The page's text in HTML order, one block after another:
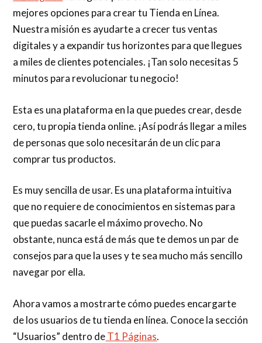
mejores opciones para crear tu Tienda en Línea.
Nuestra misión es ayudarte a crecer tus ventas
digitales y a expandir tus horizontes para que llegues
a miles de clientes potenciales. ¡Tan solo necesitas 5
minutos para revolucionar tu negocio!
Esta es una plataforma en la que puedes crear, desde
cero, tu propia tienda online. ¡Así podrás llegar a miles
de personas que solo necesitarán de un clic para
comprar tus productos.
Es muy sencilla de usar. Es una plataforma intuitiva
que no requiere de conocimientos en sistemas para
que puedas sacarle el máximo provecho. No
obstante, nunca está de más que te demos un par de
consejos para que la uses y te sea mucho más sencillo
navegar por ella.
Ahora vamos a mostrarte cómo puedes encargarte
de los usuarios de tu tienda en línea. Conoce la sección
“Usuarios” dentro deT1 Páginas.